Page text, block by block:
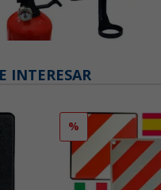
INTERESAR
%